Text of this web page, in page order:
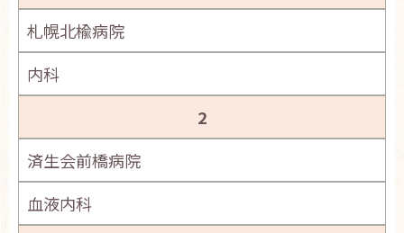
English
札幌北楡病院
内科
2
済生会前橋病院
血液内科